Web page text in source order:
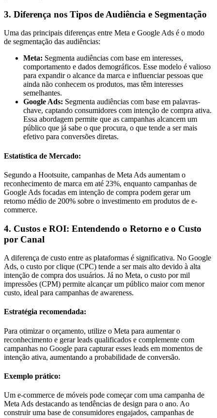
3. Diferença nos Tipos de Audiência e Segmentação
Uma das principais diferenças entre Meta e Google Ads é o modo
de segmentação das audiências:
Meta: Segmenta audiências com base em interesses,
comportamento e dados demográficos. Esse modelo é valioso
para expandir o alcance da marca e influenciar pessoas que
ainda não conhecem os produtos, mas têm interesses
semelhantes.
Google Ads: Segmenta audiências com base em palavras-
chave, captando consumidores com intenção de compra ativa.
Essa abordagem permite que as campanhas alcancem um
público que já sabe o que procura, o que tende a ser mais
efetivo para conversões diretas.
Estatística de Mercado:
Segundo a Hootsuite, campanhas de Meta Ads aumentam o
reconhecimento de marca em até 23%, enquanto campanhas de
Google Ads focadas em intenção de compra podem gerar um
retorno médio de 200% sobre o investimento em produtos de e-
commerce.
4. Custos e ROI: Entendendo o Retorno e o Custo
por Canal
A diferença de custo entre as plataformas é significativa. No Google
Ads, o custo por clique (CPC) tende a ser mais alto devido à alta
intenção de compra dos usuários. Já no Meta, o custo por mil
impressões (CPM) permite alcançar um público maior com menor
custo, ideal para campanhas de awareness.
Estratégia recomendada:
Para otimizar o orçamento, utilize o Meta para aumentar o
reconhecimento e gerar leads qualificados e complemente com
campanhas no Google para capturar esses leads em momentos de
intenção ativa, aumentando a probabilidade de conversão.
Exemplo prático:
Um e-commerce de móveis pode começar com uma campanha de
Meta Ads destacando as tendências de design para o ano. Ao
construir uma base de consumidores engajados, campanhas de